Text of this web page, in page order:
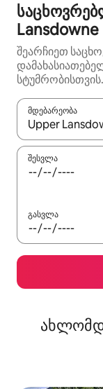
Lansdowne
შეარჩიეთ
სტუმრობისთვის.
მდებარეობა
როცა შედეგები
შესვლა
გასვლა